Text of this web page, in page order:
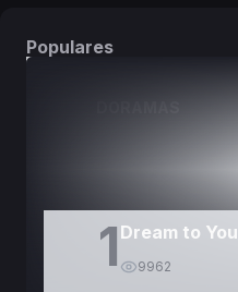
Populares
1 Dream to You
9962